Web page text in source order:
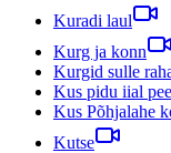
Kuradi laul
Kurg ja konn
Kurgid sulle
Kus pidu iial
Kus Põhjalahe
Kutse